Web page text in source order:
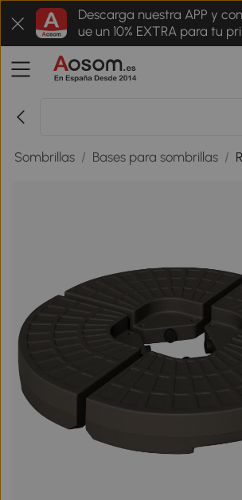
Descarga nuestra APP y
ue un 10% EXTRA para tu
r pedido
y Sombrillas / Bases para sombrillas /